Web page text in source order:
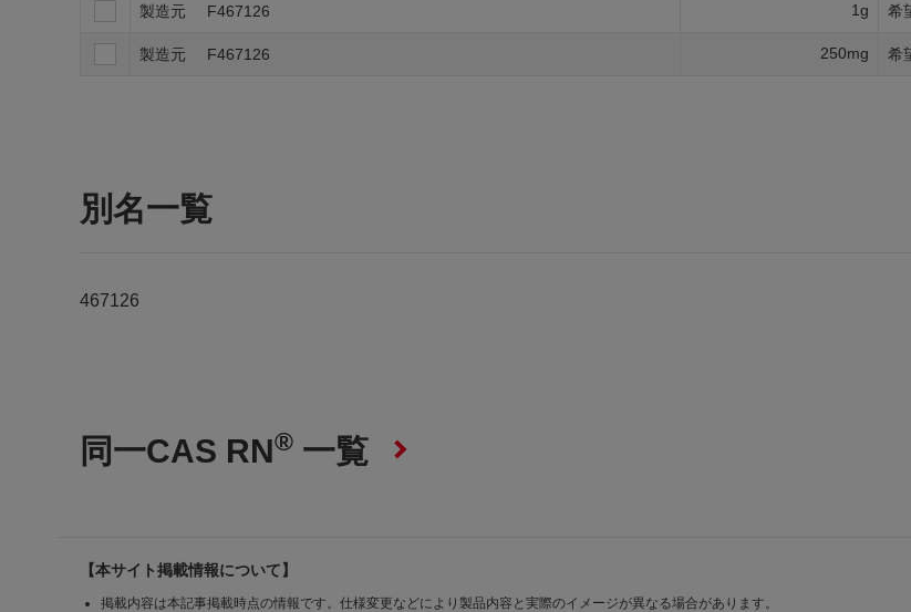
製造元 F467126 1g 希
製造元 F467126 250mg 希
別名一覧
467126
同一CAS RN® 一覧
【本サイト掲載情報について】
掲載内容は本記事掲載時点の情報です。仕様変更などにより製品内容と実際のイメージが異なる場合があります。